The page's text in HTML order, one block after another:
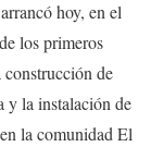
arrancó hoy, en el
los primeros
construcción de
y la instalación de
la comunidad El